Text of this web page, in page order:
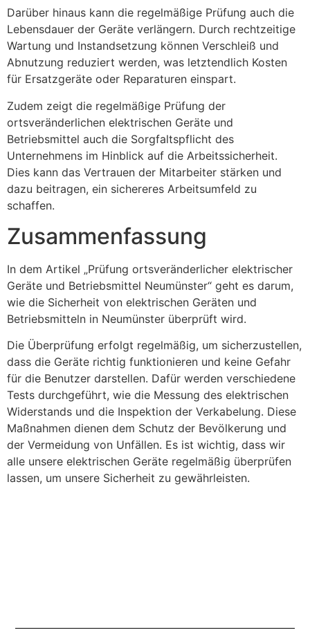
Darüber hinaus kann die regelmäßige Prüfung auch die
Lebensdauer der Geräte verlängern. Durch rechtzeitige
Wartung und Instandsetzung können Verschleiß und
Abnutzung reduziert werden, was letztendlich Kosten
für Ersatzgeräte oder Reparaturen einspart.
Zudem zeigt die regelmäßige Prüfung der
ortsveränderlichen elektrischen Geräte und
Betriebsmittel auch die Sorgfaltspflicht des
Unternehmens im Hinblick auf die Arbeitssicherheit.
Dies kann das Vertrauen der Mitarbeiter stärken und
dazu beitragen, ein sichereres Arbeitsumfeld zu
schaffen.
Zusammenfassung
In dem Artikel „Prüfung ortsveränderlicher elektrischer
Geräte und Betriebsmittel Neumünster“ geht es darum,
wie die Sicherheit von elektrischen Geräten und
Betriebsmitteln in Neumünster überprüft wird.
Die Überprüfung erfolgt regelmäßig, um sicherzustellen,
dass die Geräte richtig funktionieren und keine Gefahr
für die Benutzer darstellen. Dafür werden verschiedene
Tests durchgeführt, wie die Messung des elektrischen
Widerstands und die Inspektion der Verkabelung. Diese
Maßnahmen dienen dem Schutz der Bevölkerung und
der Vermeidung von Unfällen. Es ist wichtig, dass wir
alle unsere elektrischen Geräte regelmäßig überprüfen
lassen, um unsere Sicherheit zu gewährleisten.